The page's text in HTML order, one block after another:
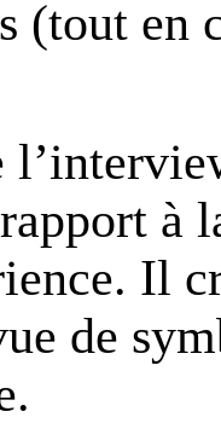
(tout en
à
Il
de